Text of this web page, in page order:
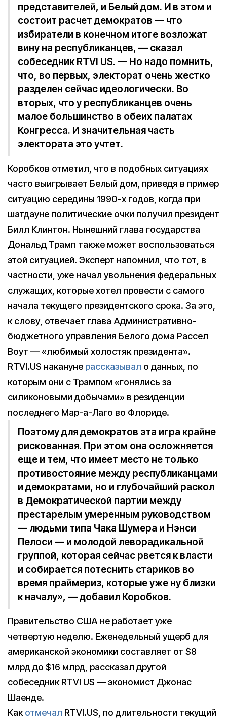
представителей, и Белый дом. И в этом и
состоит расчет демократов — что
избиратели в конечном итоге возложат
вину на республиканцев, — сказал
собеседник RTVI US. — Но надо помнить,
что, во первых, электорат очень жестко
разделен сейчас идеологически. Во
вторых, что у республиканцев очень
малое большинство в обеих палатах
Конгресса. И значительная часть
электората это учтет.
Коробков отметил, что в подобных ситуациях
часто выигрывает Белый дом, приведя в пример
ситуацию середины 1990-х годов, когда при
шатдауне политические очки получил президент
Билл Клинтон. Нынешний глава государства
Дональд Трамп также может воспользоваться
этой ситуацией. Эксперт напомнил, что тот, в
частности, уже начал увольнения федеральных
служащих, которые хотел провести с самого
начала текущего президентского срока. За это,
к слову, отвечает глава Административно-
бюджетного управления Белого дома Рассел
Воут — «любимый холостяк президента».
RTVI.US накануне рассказывал о данных, по
которым они с Трампом «гонялись за
силиконовыми добычами» в резиденции
последнего Мар-а-Лаго во Флориде.
Поэтому для демократов эта игра крайне
рискованная. При этом она осложняется
еще и тем, что имеет место не только
противостояние между республиканцами
и демократами, но и глубочайший раскол
в Демократической партии между
престарелым умеренным руководством
— людьми типа Чака Шумера и Нэнси
Пелоси — и молодой леворадикальной
группой, которая сейчас рвется к власти
и собирается потеснить стариков во
время праймериз, которые уже ну близки
к началу», — добавил Коробков.
Правительство США не работает уже
четвертую неделю. Еженедельный ущерб для
американской экономики составляет от $8
млрд до $16 млрд, рассказал другой
собеседник RTVI US — экономист Джонас
Шаенде.
Какотмечал RTVI.US, по длительности текущий